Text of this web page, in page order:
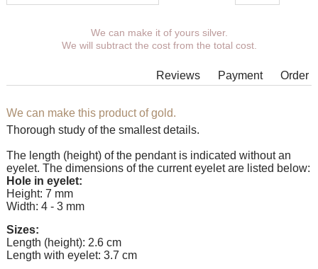
You can choose coverage, eyelet.
Additional wishes you can specify in the comments when
In some models of suspensions it is not possible to expand the
contact You.
Any pendant can be supplemented with an eyelet of the
We can make it of yours silver.
We will subtract the cost from the total cost.
Reviews Order
Payment
We can make this product of gold.
Thorough study of the smallest details.
The length (height) of the pendant is indicated without an
eyelet. The dimensions of the current eyelet are listed below:
Hole in eyelet:
Height: 7 mm
Width: 4 - 3 mm
Sizes:
Length (height): 2.6 cm
Length with eyelet: 3.7 cm